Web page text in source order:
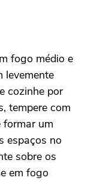
fogo médio e
levemente
cozinhe por
tempere com
formar um
espaços no
sobre os
em fogo